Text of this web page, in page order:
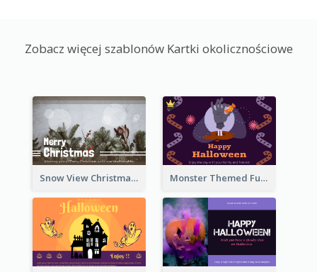
Zobacz więcej szablonów Kartki okolicznościowe
Snow View Christmas Card With Simple Design Monster Themed Fun Halloween Greeting Card